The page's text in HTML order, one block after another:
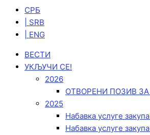
СРБ
| SRB
| ENG
ВЕСТИ
УКЉУЧИ СЕ!
2026
ОТВОРЕНИ ПОЗИВ
2025
Набавка услуге
Набавка услуге